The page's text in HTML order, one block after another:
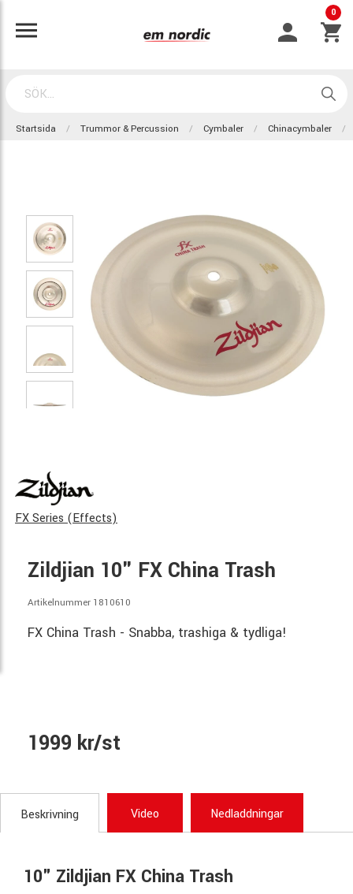
0
Startsida Trummor & Percussion Cymbaler Chinacymbaler
FX Series (Effects)
Zildjian 10" FX China Trash
Artikelnummer 1810610
FX China Trash - Snabba, trashiga & tydliga!
1999 kr/st
Beskrivning Video Nedladdningar
10" Zildjian FX China Trash